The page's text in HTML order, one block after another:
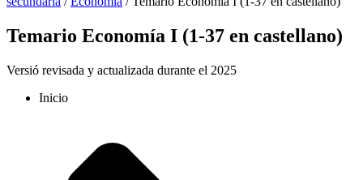
Temario Economía I (1-37 en castellano)
Versió revisada y actualizada durante el 2025
Inicio